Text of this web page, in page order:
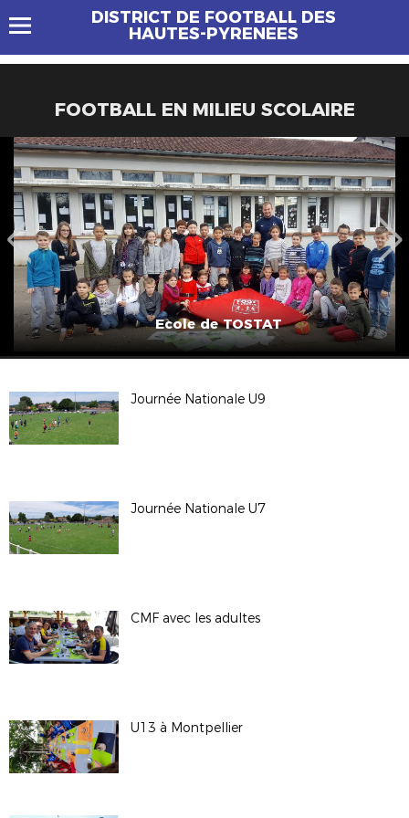
DISTRICT DE FOOTBALL DES
HAUTES-PYRENEES
FOOTBALL EN MILIEU SCOLAIRE
Ecole de TOSTAT
Journée Nationale U9
Journée Nationale U7
CMF avec les adultes
U13 à Montpellier